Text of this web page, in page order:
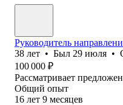
Руководитель
38 лет • Был 29 июля •
100 000 ₽
Рассматривает
Общий опыт
16 лет 9 месяцев